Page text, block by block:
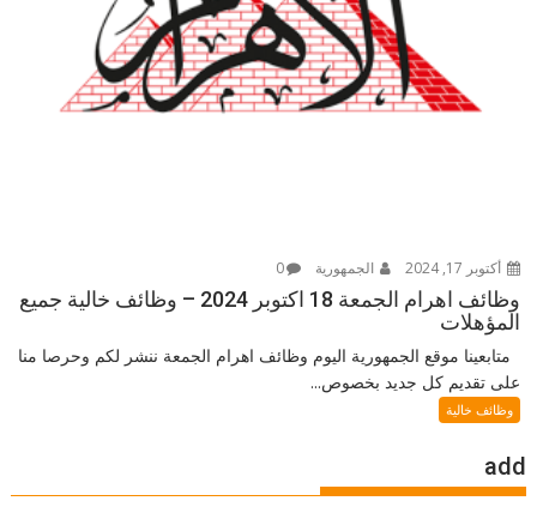
أكتوبر 17, 2024 الجمهورية 0
وظائف اهرام الجمعة 18 اكتوبر 2024 – وظائف خالية جميع
المؤهلات
متابعينا موقع الجمهورية اليوم وظائف اهرام الجمعة ننشر لكم وحرصا منا
على تقديم كل جديد بخصوص...
وظائف خالية
add